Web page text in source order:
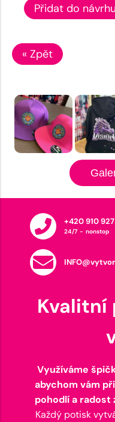
Přidat do
« Zpět
+420 910
24/7 - nonstop
Kvalitní
Využíváme
abychom vám
pohodlí a radost
Každý potisk